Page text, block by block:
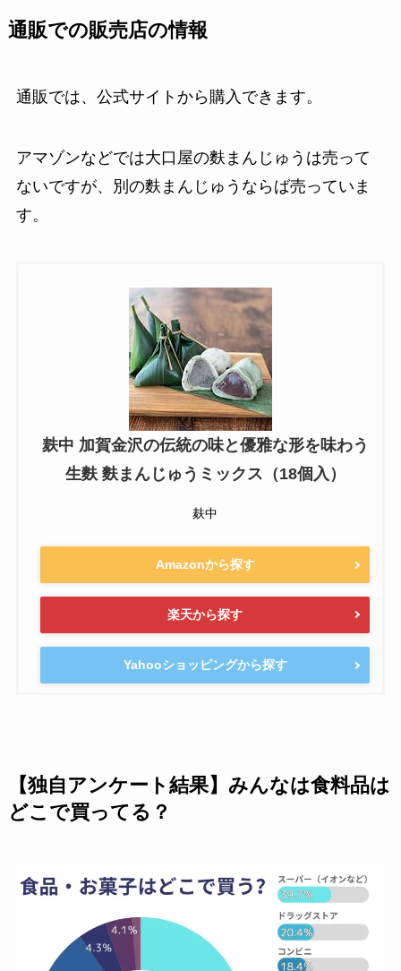
通販での販売店の情報
通販では、公式サイトから購入できます。
アマゾンなどでは大口屋の麩まんじゅうは売って
ないですが、別の麩まんじゅうならば売っていま
す。
麸中 加賀金沢の伝統の味と優雅な形を味わう
生麩 麩まんじゅうミックス（18個入）
麸中
Amazonから探す
楽天から探す
Yahooショッピングから探す
【独自アンケート結果】みんなは食料品は
どこで買ってる？